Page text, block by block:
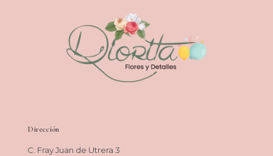
Dirección
C. Fray Juan de Utrera 3